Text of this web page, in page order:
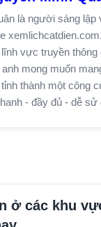
là người sáng lập
vực truyền
mong muốn
thành một công
- đầy đủ - dễ sử
ở các khu